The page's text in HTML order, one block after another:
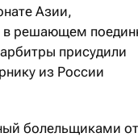
Азии,
в решающем
присудили
из России
болельщиками от